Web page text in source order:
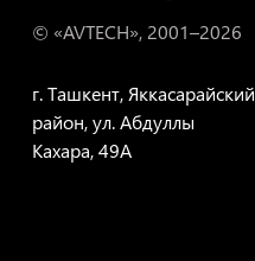
© «AVTECH», 2001–2026
г. Ташкент, Яккасарайский
район, ул. Абдуллы
Кахара, 49A